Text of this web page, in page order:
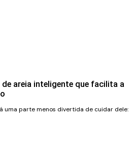
areia inteligente que facilita a
uma parte menos divertida de cuidar dele: